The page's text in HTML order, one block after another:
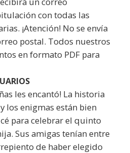
con todas las
¡Atención! No se envía
postal. Todos nuestros
en formato PDF para
les encantó! La historia
los enigmas están bien
para celebrar el quinto
Sus amigas tenían entre
de haber elegido